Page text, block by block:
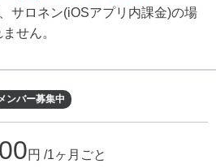
サロネン(iOSアプリ内課金)の場
せん。
メンバー募集中
円 /1ヶ月ごと